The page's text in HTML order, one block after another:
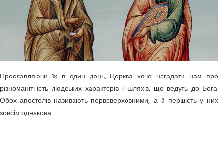
Прославляючи їх в один день, Церква хоче нагадати нам про
різноманітність людських характерів і шляхів, що ведуть до Бога.
Обох апостолів називають первоверховними, а й першість у них
зовсім однакова.